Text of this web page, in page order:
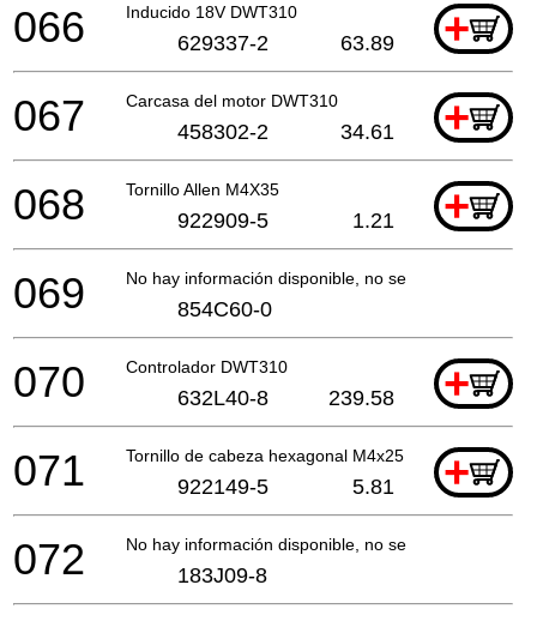
Inducido 18V DWT310 +
066 629337-2 63.89
Carcasa del motor DWT310 +
067 458302-2 34.61
Tornillo Allen M4X35 +
068 922909-5 1.21
No hay información disponible, no se puede pedir
069 854C60-0
Controlador DWT310 +
070 632L40-8 239.58
Tornillo de cabeza hexagonal M4x25 +
071 922149-5 5.81
No hay información disponible, no se puede pedir
072 183J09-8